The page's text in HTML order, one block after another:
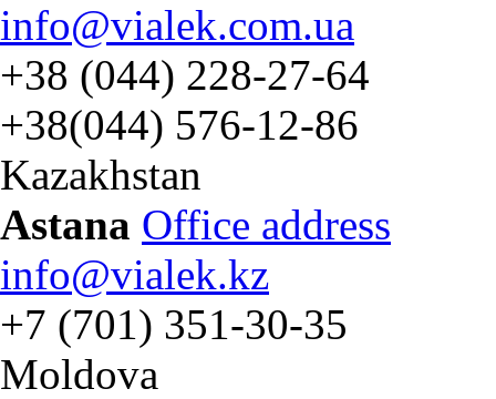
info@vialek.com.ua
+38 (044) 228-27-64
+38(044) 576-12-86
Kazakhstan
Astana Office address
info@vialek.kz
+7 (701) 351-30-35
Moldova